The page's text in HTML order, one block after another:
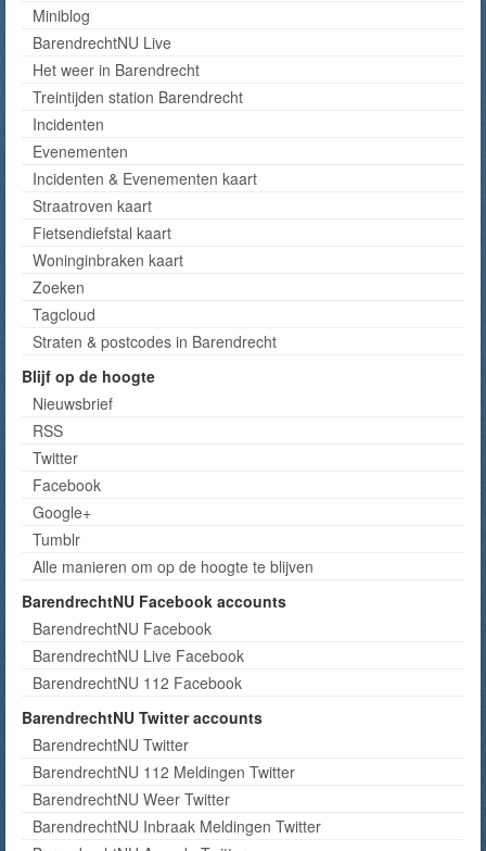
Miniblog
BarendrechtNU Live
Het weer in Barendrecht
Treintijden station Barendrecht
Incidenten
Evenementen
Incidenten & Evenementen kaart
Straatroven kaart
Fietsendiefstal kaart
Woninginbraken kaart
Zoeken
Tagcloud
Straten & postcodes in Barendrecht
Blijf op de hoogte
Nieuwsbrief
RSS
Twitter
Facebook
Google+
Tumblr
Alle manieren om op de hoogte te blijven
BarendrechtNU Facebook accounts
BarendrechtNU Facebook
BarendrechtNU Live Facebook
BarendrechtNU 112 Facebook
BarendrechtNU Twitter accounts
BarendrechtNU Twitter
BarendrechtNU 112 Meldingen Twitter
BarendrechtNU Weer Twitter
BarendrechtNU Inbraak Meldingen Twitter